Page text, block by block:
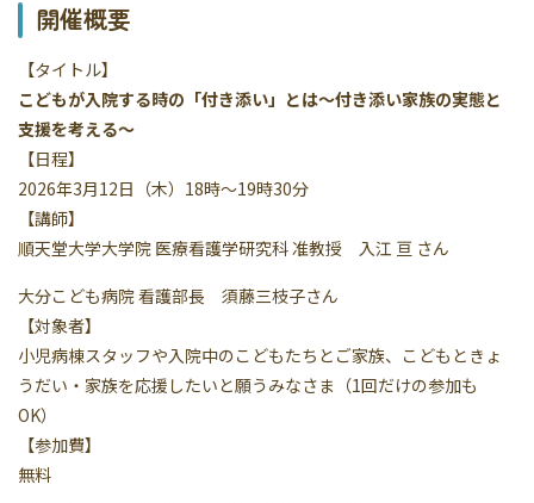
開催概要
【タイトル】
こどもが入院する時の「付き添い」とは〜付き添い家族の実態と
支援を考える〜
【日程】
2026年3月12日（木）18時～19時30分
【講師】
順天堂大学大学院 医療看護学研究科 准教授 入江 亘 さん
大分こども病院 看護部長 須藤三枝子さん
【対象者】
小児病棟スタッフや入院中のこどもたちとご家族、こどもときょ
うだい・家族を応援したいと願うみなさま（1回だけの参加も
OK）
【参加費】
無料